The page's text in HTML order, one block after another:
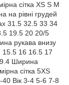
сітка XS S M
на рівні грудей
31.5 32.5 33 34
19.5 20 20/5
рукава внизу
16 16.5 17
Ширина
сітка 5XS
Вік 3-4 5-6 7-8